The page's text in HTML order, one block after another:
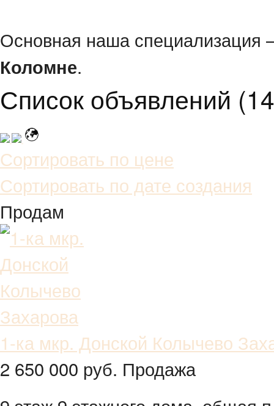
Основная наша специализация
Коломне.
Список объявлений
Сортировать по цене
Сортировать по дате создания
Продам
1-ка мкр. Донской Колычево
2 650 000 руб. Продажа